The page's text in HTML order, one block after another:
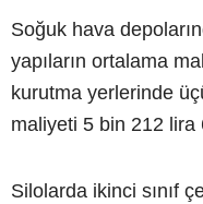
Soğuk hava
yapıların ortalama
kurutma yerlerinde
maliyeti 5 bin 212 lira
Silolarda ikinci sınıf